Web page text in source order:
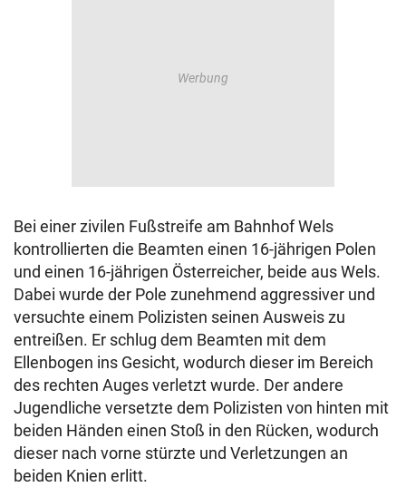
Bei einer zivilen Fußstreife am Bahnhof Wels
kontrollierten die Beamten einen 16-jährigen Polen
und einen 16-jährigen Österreicher, beide aus Wels.
Dabei wurde der Pole zunehmend aggressiver und
versuchte einem Polizisten seinen Ausweis zu
entreißen. Er schlug dem Beamten mit dem
Ellenbogen ins Gesicht, wodurch dieser im Bereich
des rechten Auges verletzt wurde. Der andere
Jugendliche versetzte dem Polizisten von hinten mit
beiden Händen einen Stoß in den Rücken, wodurch
dieser nach vorne stürzte und Verletzungen an
beiden Knien erlitt.